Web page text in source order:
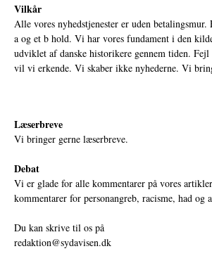
Vilkår
Alle vores nyhedstjenester er uden
a og et b hold. Vi har vores fundament i den
udviklet af danske historikere gennem tiden.
vil vi erkende. Vi skaber ikke nyhederne. Vi
Læserbreve
Vi bringer gerne læserbreve.
Debat
Vi er glade for alle kommentarer på vores
kommentarer for personangreb, racisme, had og
Du kan skrive til os på
redaktion@sydavisen.dk